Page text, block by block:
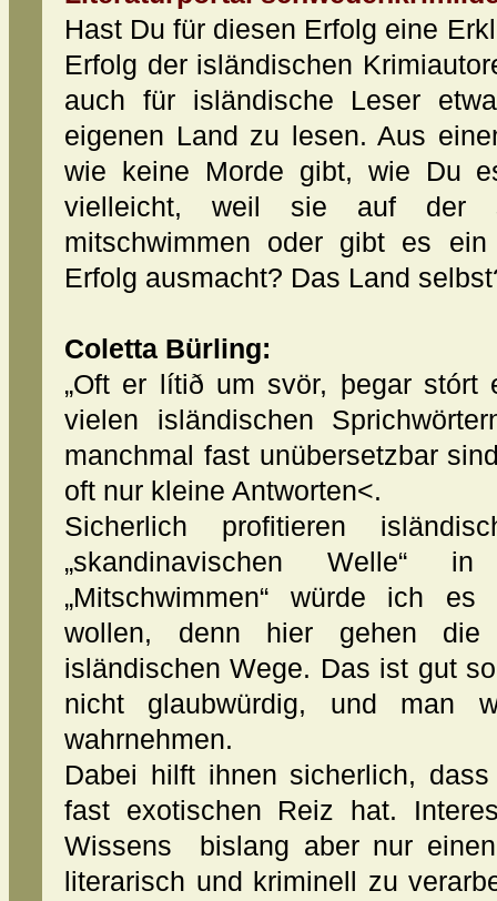
Hast Du für diesen Erfolg eine
Erfolg der isländischen
auch für isländische Leser
eigenen Land zu lesen. Aus
wie keine Morde gibt, wie Du
vielleicht, weil sie auf der
mitschwimmen oder gibt es ein
Erfolg ausmacht? Das Land
Coletta Bürling:
„Oft er lítið um svör, þegar
vielen isländischen
manchmal fast unübersetzbar
oft nur kleine Antworten<.
Sicherlich profitieren
„skandinavischen Welle“
„Mitschwimmen“ würde ich
wollen, denn hier gehen die
isländischen Wege. Das ist gut
nicht glaubwürdig, und man
wahrnehmen.
Dabei hilft ihnen sicherlich,
fast exotischen Reiz hat.
Wissens bislang aber nur
literarisch und kriminell zu